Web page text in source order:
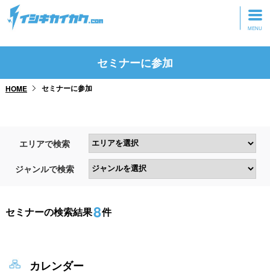
トップページ
研修・ツアーに参加
セミナーに参加
HOME セミナーに参加
エリアで検索
ジャンルで検索
セミナーの検索結果8件
カレンダー